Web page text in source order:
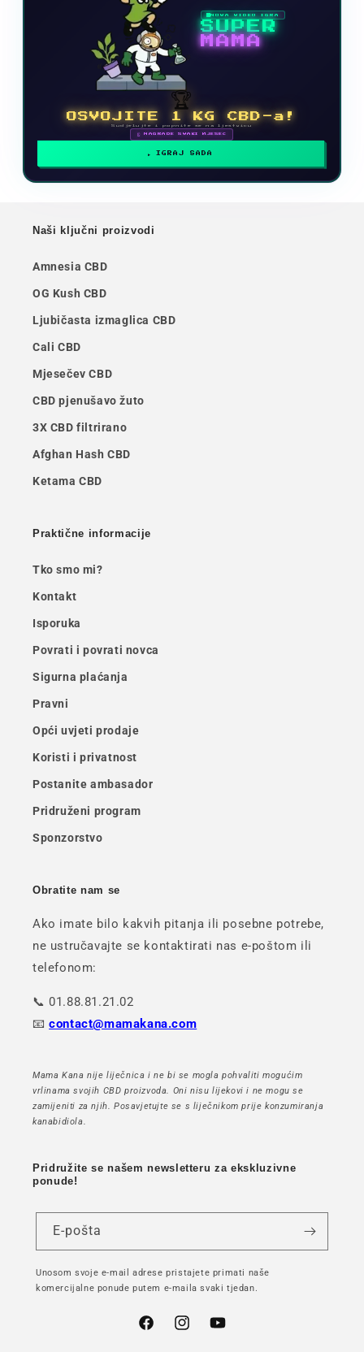
NOVA VIDEO IGRA
SUPER
MAMA
🏆
OSVOJITE 1 KG CBD-a!
Sudjelujte i popnite se na ljestvicu
🗓 NAGRADE SVAKI MJESEC
IGRAJ SADA
Naši ključni proizvodi
Amnesia CBD
OG Kush CBD
Ljubičasta izmaglica CBD
Cali CBD
Mjesečev CBD
CBD pjenušavo žuto
3X CBD filtrirano
Afghan Hash CBD
Ketama CBD
Praktične informacije
Tko smo mi?
Kontakt
Isporuka
Povrati i povrati novca
Sigurna plaćanja
Pravni
Opći uvjeti prodaje
Koristi i privatnost
Postanite ambasador
Pridruženi program
Sponzorstvo
Obratite nam se
Ako imate bilo kakvih pitanja ili posebne potrebe,
ne ustručavajte se kontaktirati nas e-poštom ili
telefonom:
📞 01.88.81.21.02
📧contact@mamakana.com
Mama Kana nije liječnica i ne bi se mogla pohvaliti mogućim
vrlinama svojih CBD proizvoda. Oni nisu lijekovi i ne mogu se
zamijeniti za njih. Posavjetujte se s liječnikom prije konzumiranja
kanabidiola.
Pridružite se našem newsletteru za ekskluzivne
ponude!
E-pošta
Unosom svoje e-mail adrese pristajete primati naše
komercijalne ponude putem e-maila svaki tjedan.
FacebookInstagramYouTube